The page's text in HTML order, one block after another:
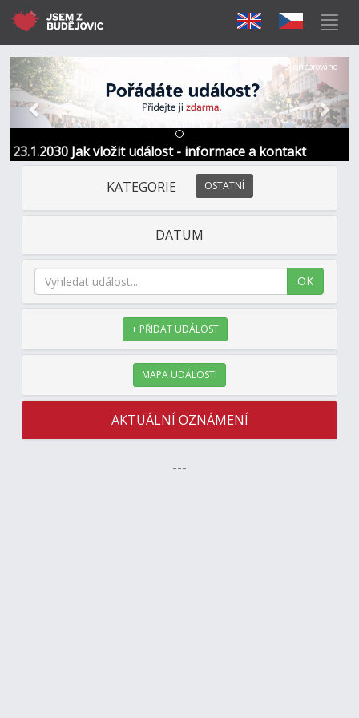
23.1.2030 Jak vložit událost - informace a kontakt
Předchozí Další
Sponzorováno
KATEGORIE OSTATNÍ
DATUM
OK
+ PŘIDAT UDÁLOST
MAPA UDÁLOSTÍ
AKTUÁLNÍ OZNÁMENÍ
---